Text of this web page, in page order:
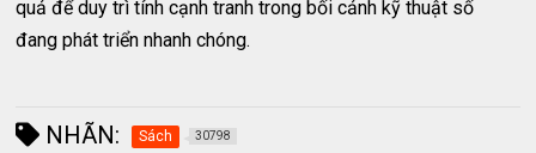
quả để duy trì tính cạnh tranh trong bối cảnh kỹ thuật số
đang phát triển nhanh chóng.
NHÃN: Sách 30798